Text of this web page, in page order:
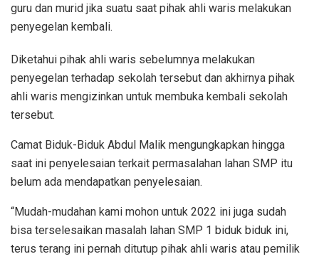
guru dan murid jika suatu saat pihak ahli waris melakukan
penyegelan kembali.
Diketahui pihak ahli waris sebelumnya melakukan
penyegelan terhadap sekolah tersebut dan akhirnya pihak
ahli waris mengizinkan untuk membuka kembali sekolah
tersebut.
Camat Biduk-Biduk Abdul Malik mengungkapkan hingga
saat ini penyelesaian terkait permasalahan lahan SMP itu
belum ada mendapatkan penyelesaian.
“Mudah-mudahan kami mohon untuk 2022 ini juga sudah
bisa terselesaikan masalah lahan SMP 1 biduk biduk ini,
terus terang ini pernah ditutup pihak ahli waris atau pemilik